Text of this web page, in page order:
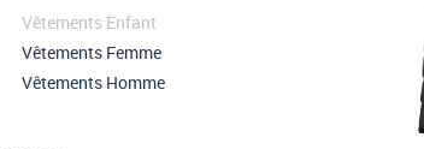
Vêtements Enfant
Vêtements Femme
Vêtements Homme